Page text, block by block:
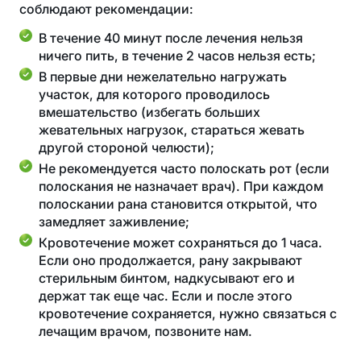
соблюдают рекомендации:
В течение 40 минут после лечения нельзя
ничего пить, в течение 2 часов нельзя есть;
В первые дни нежелательно нагружать
участок, для которого проводилось
вмешательство (избегать больших
жевательных нагрузок, стараться жевать
другой стороной челюсти);
Не рекомендуется часто полоскать рот (если
полоскания не назначает врач). При каждом
полоскании рана становится открытой, что
замедляет заживление;
Кровотечение может сохраняться до 1 часа.
Если оно продолжается, рану закрывают
стерильным бинтом, надкусывают его и
держат так еще час. Если и после этого
кровотечение сохраняется, нужно связаться с
лечащим врачом, позвоните нам.